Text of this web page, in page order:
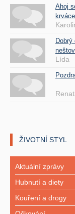
Ahoj
Lída
ŽIVOTNÍ STYL
Aktuální zprávy
Hubnutí a diety
Kouření a drogy